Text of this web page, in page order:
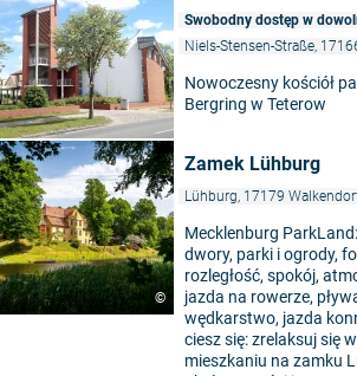
Swobodny dostęp w
Niels-Stensen-Straße,
Nowoczesny kościół
Bergring w Teterow
©
Zamek Lühburg
Lühburg, 17179
Mecklenburg
dwory, parki i ogrody,
rozległość, spokój,
jazda na rowerze,
wędkarstwo, jazda
ciesz się: zrelaksuj się
mieszkaniu na zamku